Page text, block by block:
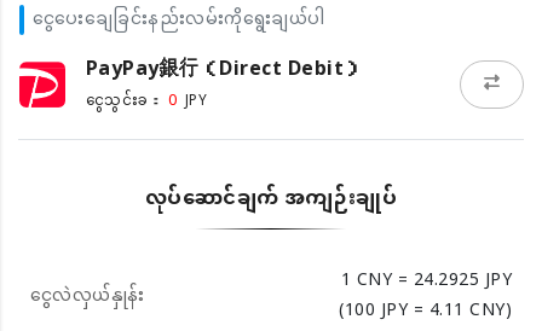
ငွေပေးချေခြင်းနည်းလမ်းကိုရွေးချယ်ပါ
PayPay銀行（Direct Debit）
ငွေသွင်းခ： 0 JPY
လုပ်ဆောင်ချက် အကျဉ်းချုပ်
ငွေလဲလှယ်နှုန်း
1 CNY = 24.2925 JPY
(100 JPY = 4.11 CNY)